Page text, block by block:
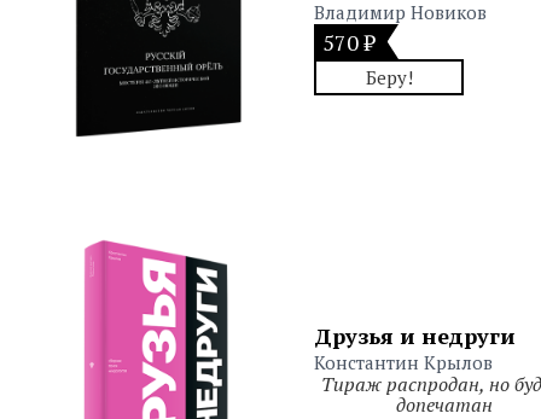
Владимир Новиков
570 ₽
Беру!
Друзья и недруги
Константин Крылов
Тираж распродан, но
допечатан